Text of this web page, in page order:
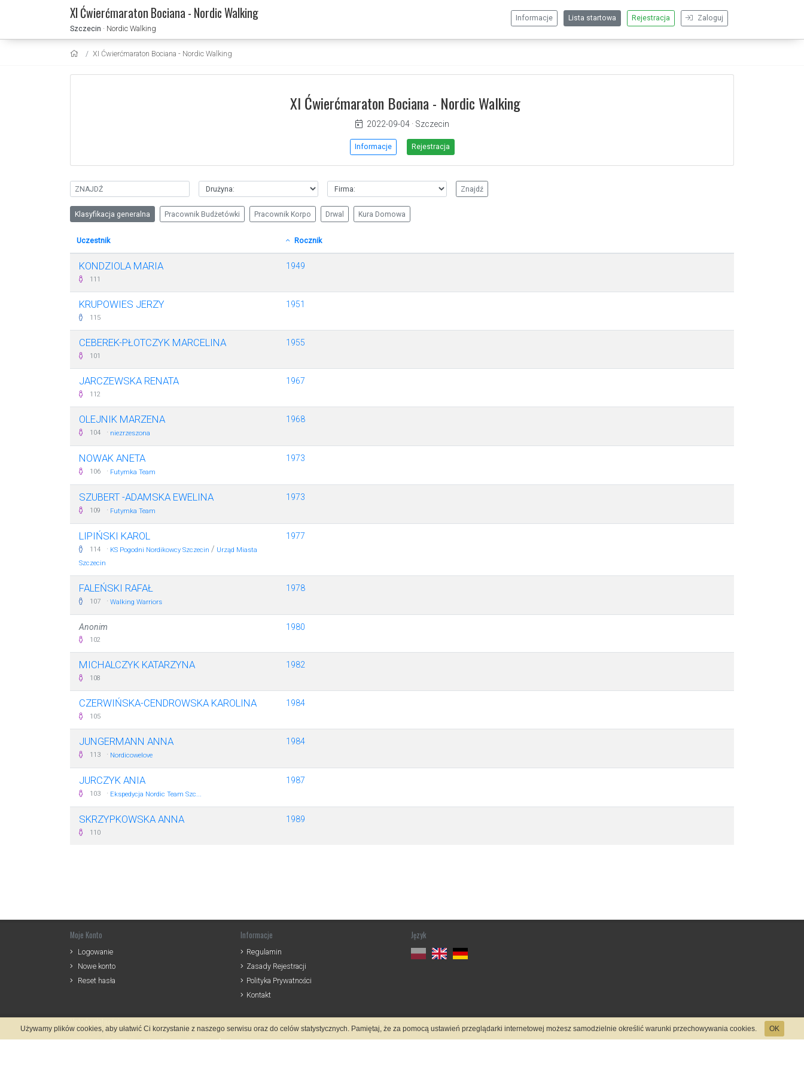
XI Ćwierćmaraton Bociana - Nordic Walking
Szczecin · Nordic Walking
Zaloguj
Rejestracja
Lista startowa
Informacje
XI Ćwierćmaraton Bociana - Nordic Walking
XI Ćwierćmaraton Bociana - Nordic Walking
2022-09-04· Szczecin
Informacje Rejestracja
Klasyfikacja generalna Pracownik Budżetówki Pracownik Korpo Drwal Kura Domowa
Uczestnik Rocznik
KONDZIOLA MARIA
111
1949
KRUPOWIES JERZY
115
1951
CEBEREK-PŁOTCZYK MARCELINA
101
1955
JARCZEWSKA RENATA
112
1967
OLEJNIK MARZENA
104 · niezrzeszona
1968
NOWAK ANETA
106 · Futymka Team
1973
SZUBERT -ADAMSKA EWELINA
109 · Futymka Team
1973
LIPIŃSKI KAROL
114 · KS Pogodni Nordikowcy Szczecin / Urząd Miasta
Szczecin
1977
FALEŃSKI RAFAŁ
107 · Walking Warriors
1978
Anonim
102
1980
MICHALCZYK KATARZYNA
108
1982
CZERWIŃSKA-CENDROWSKA KAROLINA
105
1984
JUNGERMANN ANNA
113 · Nordicowelove
1984
JURCZYK ANIA
103 · Ekspedycja Nordic Team Szc...
1987
SKRZYPKOWSKA ANNA
110
1989
Moje Konto
Logowanie
Nowe konto
Reset hasła
Informacje
Regulamin
Zasady Rejestracji
Polityka Prywatności
Kontakt
Język
Metody płatności
Używamy plików cookies, aby ułatwić Ci korzystanie z naszego serwisu oraz do celów statystycznych. Pamiętaj, że za pomocą ustawień przeglądarki internetowej możesz samodzielnie określić warunki przechowywania cookies. OK